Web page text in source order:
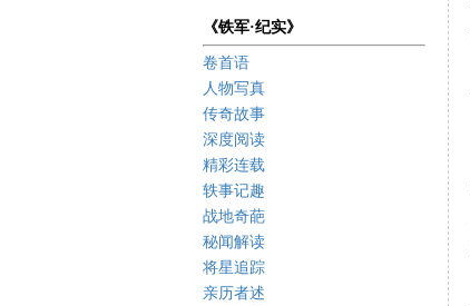
《铁军·纪实》
卷首语
人物写真
传奇故事
深度阅读
精彩连载
轶事记趣
战地奇葩
秘闻解读
将星追踪
亲历者述